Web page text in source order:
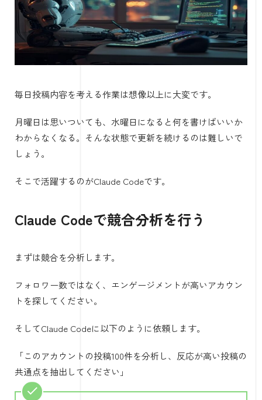
毎日投稿内容を考える作業は想像以上に大変です。
月曜日は思いついても、水曜日になると何を書けばいいか
わからなくなる。そんな状態で更新を続けるのは難しいで
しょう。
そこで活躍するのがClaude Codeです。
Claude Codeで競合分析を行う
まずは競合を分析します。
フォロワー数ではなく、エンゲージメントが高いアカウン
トを探してください。
そしてClaude Codeに以下のように依頼します。
「このアカウントの投稿100件を分析し、反応が高い投稿の
共通点を抽出してください」